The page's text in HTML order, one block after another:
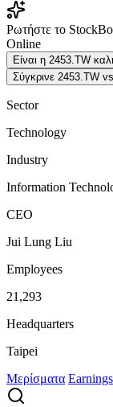
Ρωτήστε το
Online
Είναι η 2453.TW
Σύγκρινε 2453.TW
Sector
Technology
Industry
Information
CEO
Jui Lung Liu
Employees
21,293
Headquarters
Taipei
Μερίσματα Earnings